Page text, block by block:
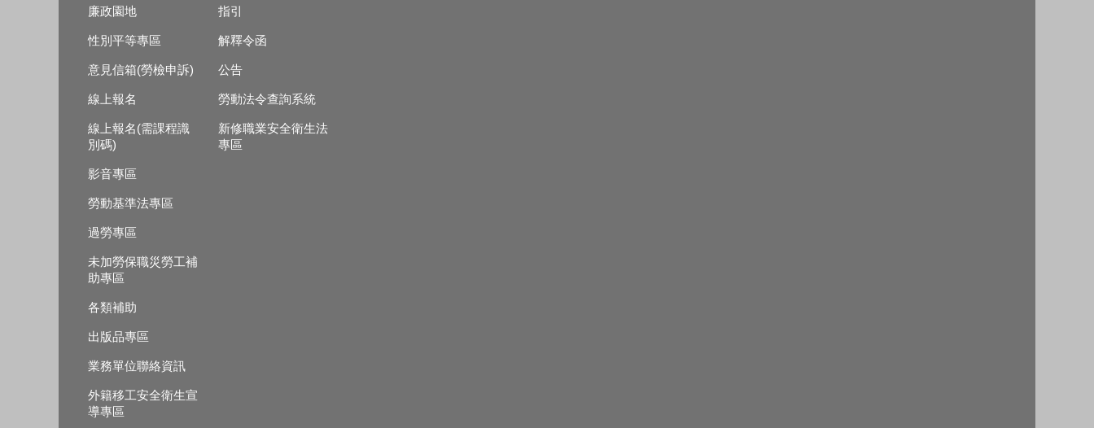
廉政園地
性別平等專區
意見信箱(勞檢申訴)
線上報名
線上報名(需課程識
別碼)
影音專區
勞動基準法專區
過勞專區
未加勞保職災勞工補
助專區
各類補助
出版品專區
業務單位聯絡資訊
外籍移工安全衛生宣
導專區
指引
解釋令函
公告
勞動法令查詢系統
新修職業安全衛生法
專區